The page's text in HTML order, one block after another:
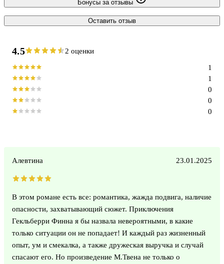
Бонусы за отзывы
Оставить отзыв
4.5 2 оценки
0
0
0
1
1
Алевтина 23.01.2025
В этом романе есть все: романтика, жажда подвига, наличие
опасности, захватывающий сюжет. Приключения
Гекльберри Финна я бы назвала невероятными, в какие
только ситуации он не попадает! И каждый раз жизненный
опыт, ум и смекалка, а также дружеская выручка и случай
спасают его. Но произведение М.Твена не только о